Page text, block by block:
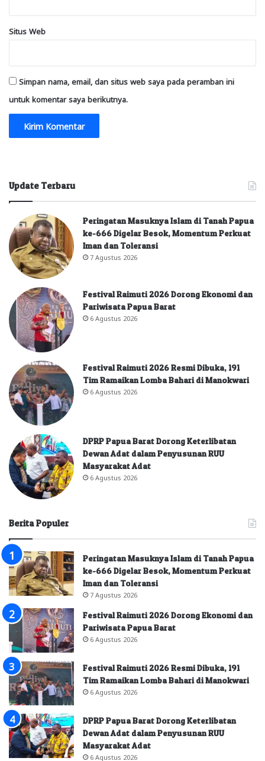
Situs Web
Simpan nama, email, dan situs web saya pada peramban ini
untuk komentar saya berikutnya.
Update Terbaru
Peringatan Masuknya Islam di Tanah Papua
ke-666 Digelar Besok, Momentum Perkuat
Iman dan Toleransi
7 Agustus 2026
Festival Raimuti 2026 Dorong Ekonomi dan
Pariwisata Papua Barat
6 Agustus 2026
Festival Raimuti 2026 Resmi Dibuka, 191
Tim Ramaikan Lomba Bahari di Manokwari
6 Agustus 2026
DPRP Papua Barat Dorong Keterlibatan
Dewan Adat dalam Penyusunan RUU
Masyarakat Adat
6 Agustus 2026
Berita Populer
Peringatan Masuknya Islam di Tanah Papua
ke-666 Digelar Besok, Momentum Perkuat
Iman dan Toleransi
7 Agustus 2026
Festival Raimuti 2026 Dorong Ekonomi dan
Pariwisata Papua Barat
6 Agustus 2026
Festival Raimuti 2026 Resmi Dibuka, 191
Tim Ramaikan Lomba Bahari di Manokwari
6 Agustus 2026
DPRP Papua Barat Dorong Keterlibatan
Dewan Adat dalam Penyusunan RUU
Masyarakat Adat
6 Agustus 2026